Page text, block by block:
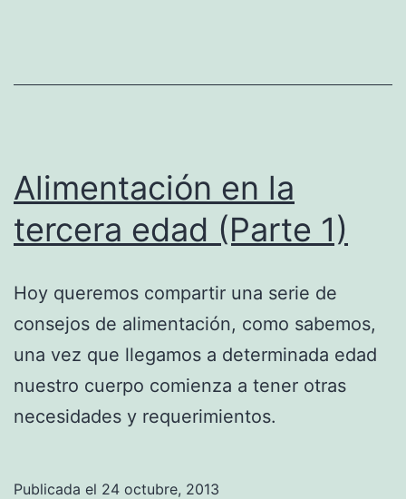
Alimentación en la
tercera edad (Parte 1)
Hoy queremos compartir una serie de
consejos de alimentación, como sabemos,
una vez que llegamos a determinada edad
nuestro cuerpo comienza a tener otras
necesidades y requerimientos.
Publicada el 24 octubre, 2013